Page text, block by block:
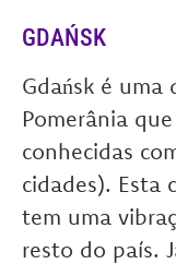
GDAŃSK
Gdańsk é uma
Pomerânia
conhecidas
cidades). Esta
tem uma
resto do país.